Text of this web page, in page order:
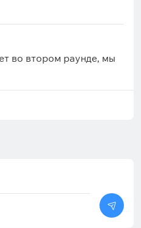
во втором раунде, мы